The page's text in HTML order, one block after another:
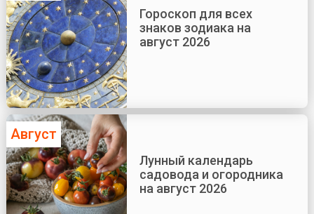
Гороскоп для всех
знаков зодиака на
август 2026
Август
Лунный календарь
садовода и огородника
на август 2026